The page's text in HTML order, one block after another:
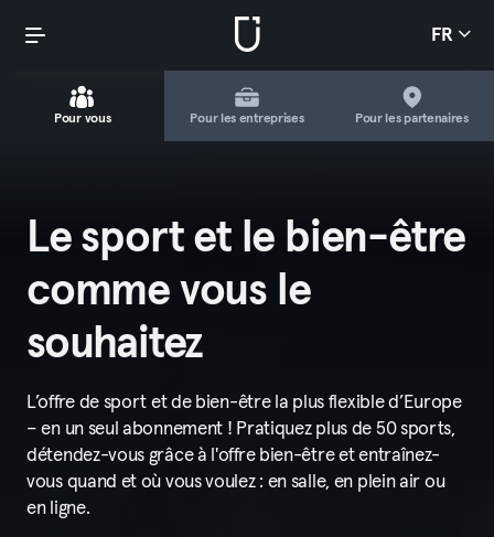
FR
Pour vous Pour les entreprises Pour les partenaires
Le sport et le bien-être
comme vous le
souhaitez
L’offre de sport et de bien-être la plus flexible d’Europe
– en un seul abonnement ! Pratiquez plus de 50 sports,
détendez-vous grâce à l'offre bien-être et entraînez-
vous quand et où vous voulez : en salle, en plein air ou
en ligne.